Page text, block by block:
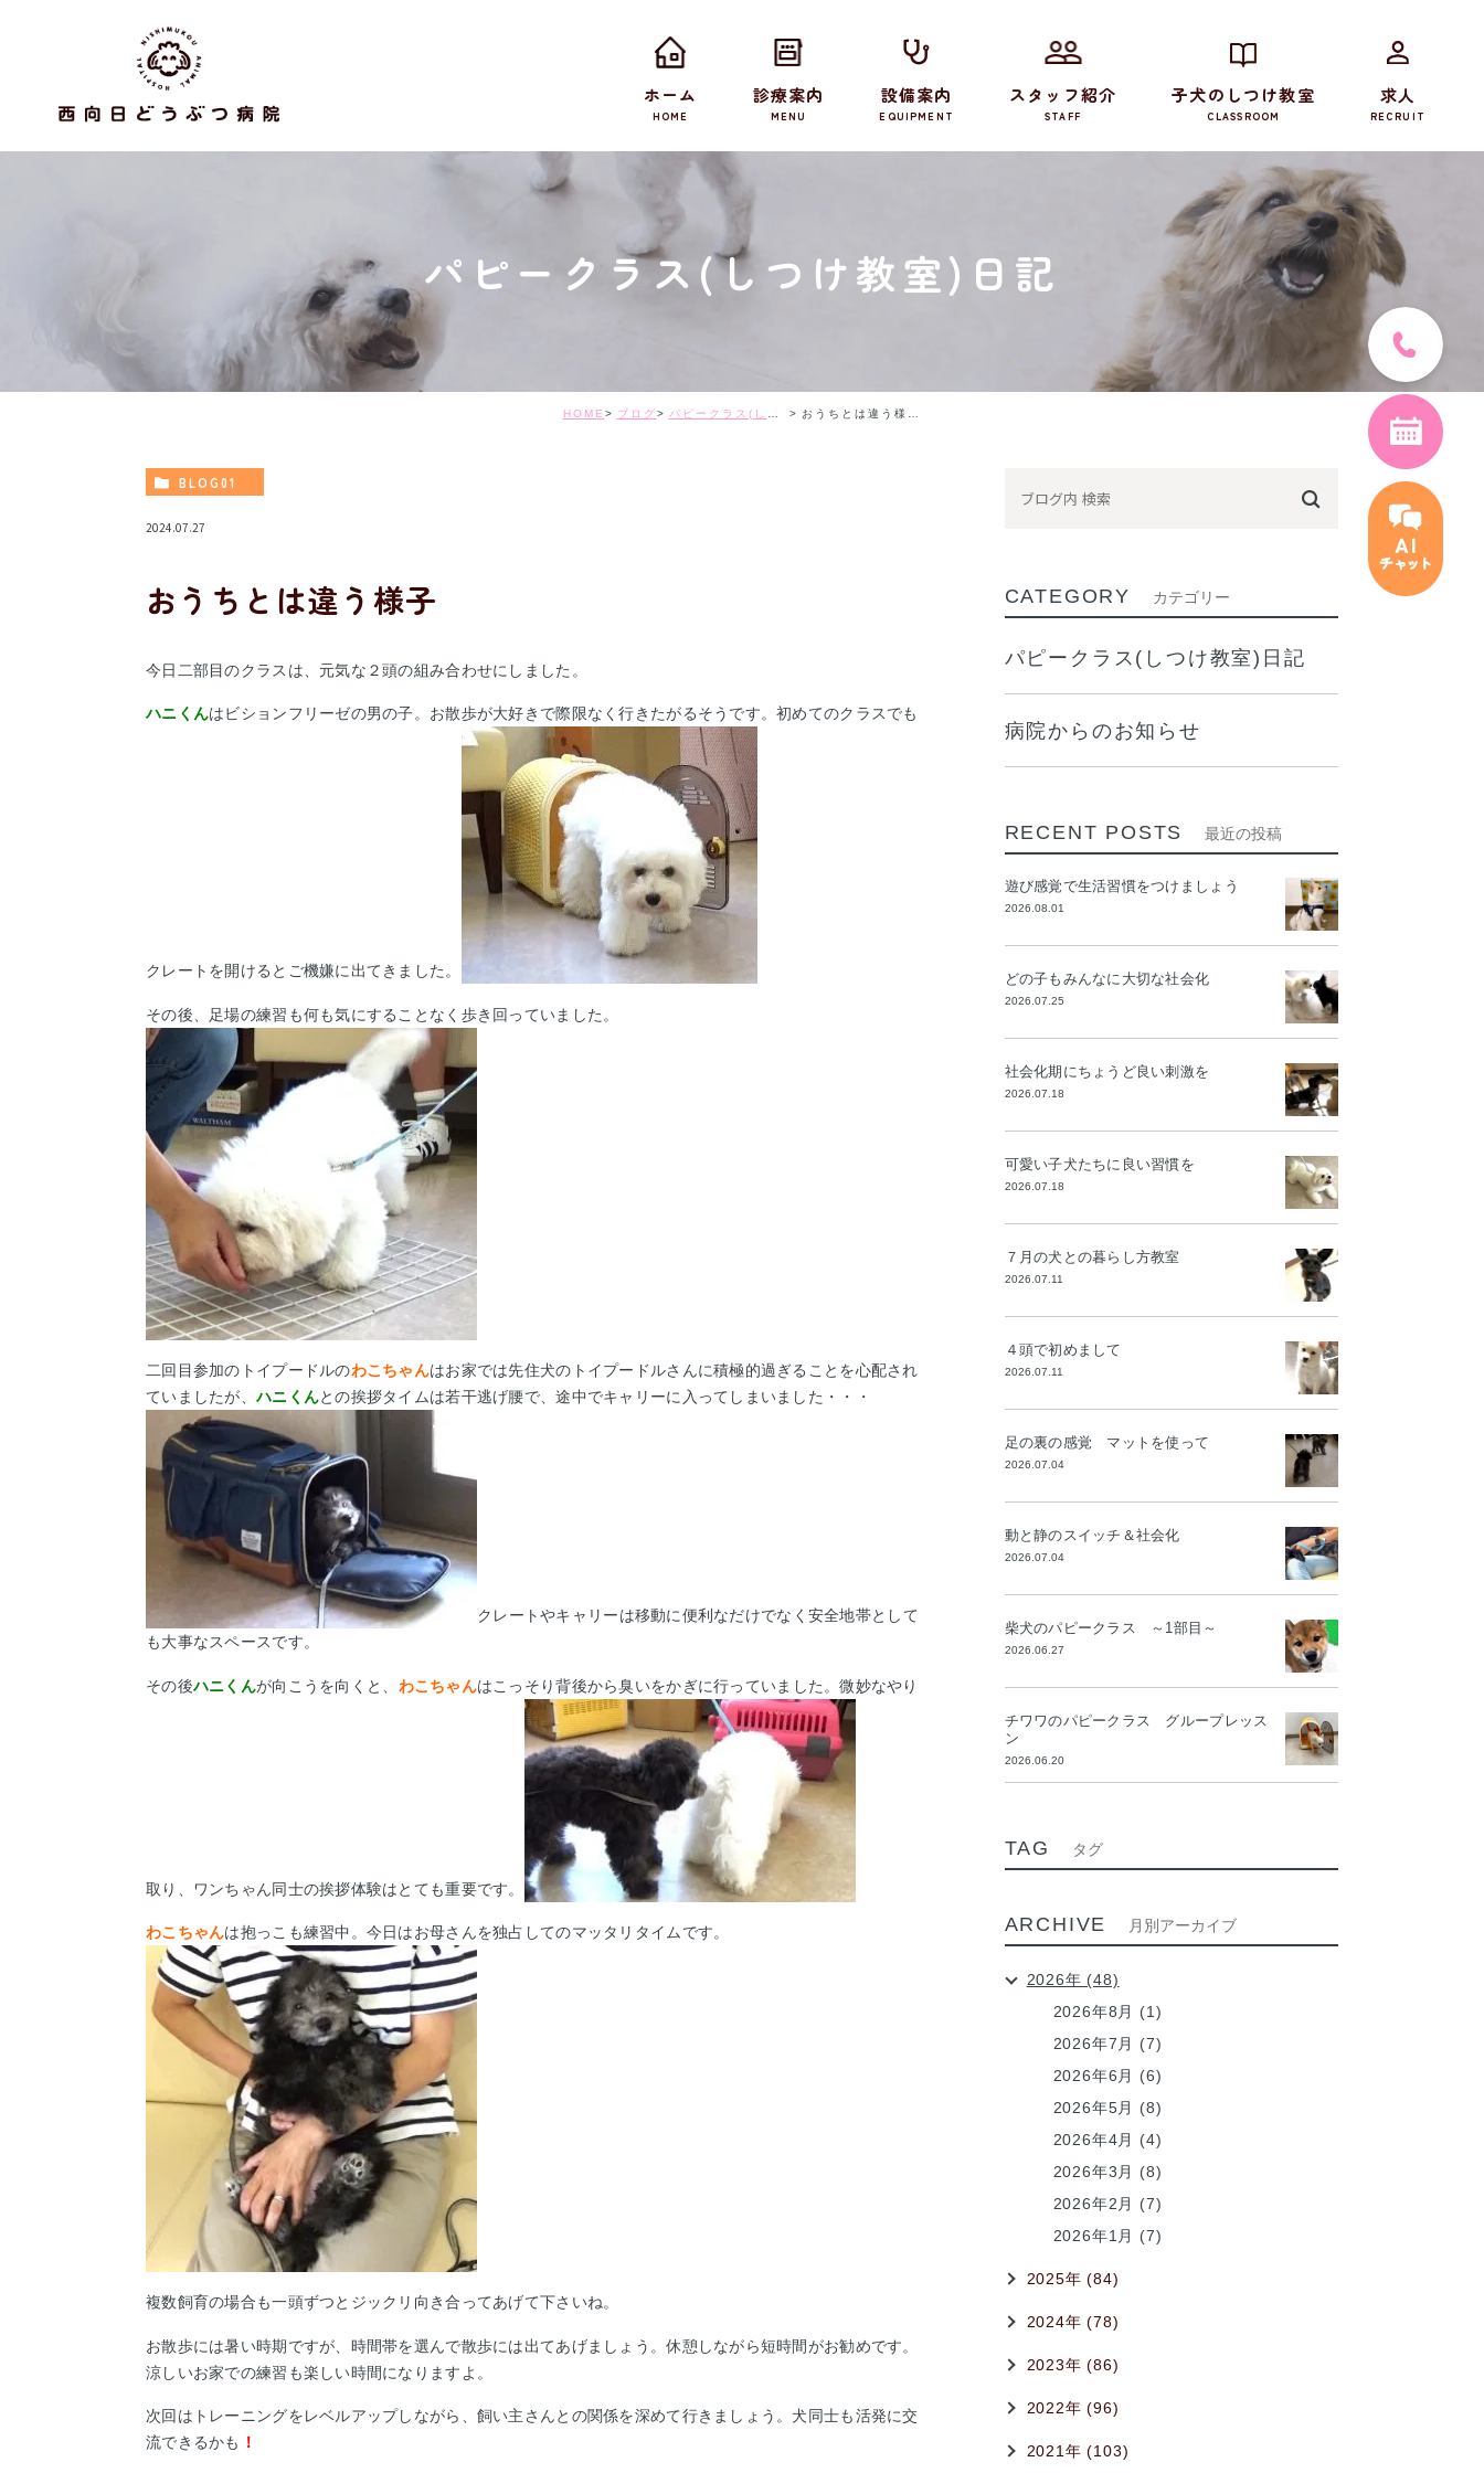
ホーム
HOME
診療案内
MENU
設備案内
EQUIPMENT
スタッフ紹介
STAFF
子犬のしつけ教室
CLASSROOM
求人
RECRUIT
パピークラス(しつけ教室)日記
HOME ブログ パピークラス(しつけ教室)日記 おうちとは違う様子
BLOG01
2024.07.27
おうちとは違う様子
今日二部目のクラスは、元気な２頭の組み合わせにしました。
ハニくんはビションフリーゼの男の子。お散歩が大好きで際限なく行きたがるそうです。初めてのクラスでも
クレートを開けるとご機嫌に出てきました。
その後、足場の練習も何も気にすることなく歩き回っていました。
二回目参加のトイプードルのわこちゃんはお家では先住犬のトイプードルさんに積極的過ぎることを心配され
ていましたが、ハニくんとの挨拶タイムは若干逃げ腰で、途中でキャリーに入ってしまいました・・・
クレートやキャリーは移動に便利なだけでなく安全地帯として
も大事なスペースです。
その後ハニくんが向こうを向くと、 わこちゃんはこっそり背後から臭いをかぎに行っていました。微妙なやり
取り、ワンちゃん同士の挨拶体験はとても重要です。
わこちゃんは抱っこも練習中。今日はお母さんを独占してのマッタリタイムです。
複数飼育の場合も一頭ずつとジックリ向き合ってあげて下さいね。
お散歩には暑い時期ですが、時間帯を選んで散歩には出てあげましょう。休憩しながら短時間がお勧めです。
涼しいお家での練習も楽しい時間になりますよ。
次回はトレーニングをレベルアップしながら、飼い主さんとの関係を深めて行きましょう。犬同士も活発に交
流できるかも ！
CATEGORY カテゴリー
パピークラス(しつけ教室)日記
病院からのお知らせ
RECENT POSTS 最近の投稿
遊び感覚で生活習慣をつけましょう
2026.08.01
どの子もみんなに大切な社会化
2026.07.25
社会化期にちょうど良い刺激を
2026.07.18
可愛い子犬たちに良い習慣を
2026.07.18
７月の犬との暮らし方教室
2026.07.11
４頭で初めまして
2026.07.11
足の裏の感覚 マットを使って
2026.07.04
動と静のスイッチ＆社会化
2026.07.04
柴犬のパピークラス ～1部目～
2026.06.27
チワワのパピークラス グループレッス
ン
2026.06.20
TAG タグ
ARCHIVE 月別アーカイブ
2026年 (48)
2026年8月 (1)
2026年7月 (7)
2026年6月 (6)
2026年5月 (8)
2026年4月 (4)
2026年3月 (8)
2026年2月 (7)
2026年1月 (7)
2025年 (84)
2024年 (78)
2023年 (86)
2022年 (96)
2021年 (103)